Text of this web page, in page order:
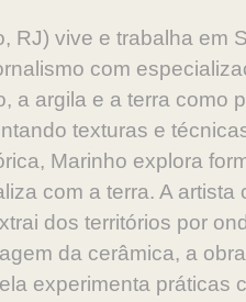
RJ) vive e trabalha em
com
a argila e a terra como
texturas e
Marinho explora
com a terra. A
dos territórios por
da cerâmica, a
experimenta práticas